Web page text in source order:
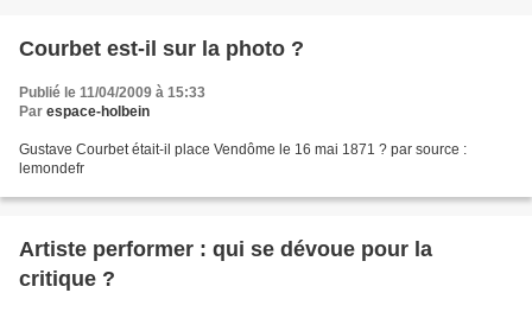
Courbet est-il sur la photo ?
Publié le 11/04/2009 à 15:33
Par espace-holbein
Gustave Courbet était-il place Vendôme le 16 mai 1871 ? par source :
lemondefr
Artiste performer : qui se dévoue pour la
critique ?